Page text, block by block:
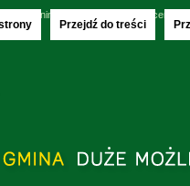
Przejdź do treści
imieniny: Jakuba, Sławy i Wincentego